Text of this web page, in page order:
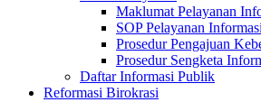
Maklumat Pelayanan
SOP Pelayanan Informasi
Prosedur Pengajuan
Prosedur Sengketa
Daftar Informasi Publik
Reformasi Birokrasi